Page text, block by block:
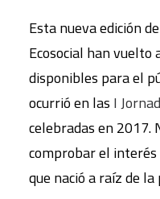
Esta nueva edición
Ecosocial han vuelto
disponibles para el
ocurrió en las I
celebradas en 2017.
comprobar el interés
que nació a raíz de